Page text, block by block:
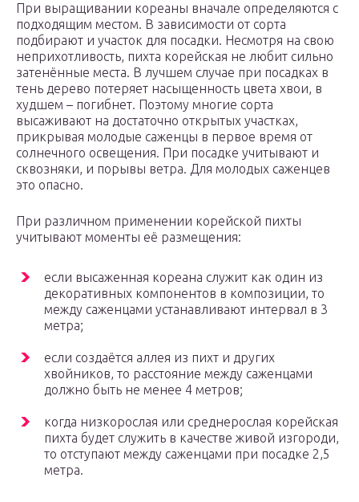
При выращивании кореаны вначале определяются с
подходящим местом. В зависимости от сорта
подбирают и участок для посадки. Несмотря на свою
неприхотливость, пихта корейская не любит сильно
затенённые места. В лучшем случае при посадках в
тень дерево потеряет насыщенность цвета хвои, в
худшем – погибнет. Поэтому многие сорта
высаживают на достаточно открытых участках,
прикрывая молодые саженцы в первое время от
солнечного освещения. При посадке учитывают и
сквозняки, и порывы ветра. Для молодых саженцев
это опасно.
При различном применении корейской пихты
учитывают моменты её размещения:
если высаженная кореана служит как один из
декоративных компонентов в композиции, то
между саженцами устанавливают интервал в 3
метра;
если создаётся аллея из пихт и других
хвойников, то расстояние между саженцами
должно быть не менее 4 метров;
когда низкорослая или среднерослая корейская
пихта будет служить в качестве живой изгороди,
то отступают между саженцами при посадке 2,5
метра.